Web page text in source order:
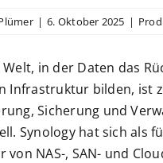
| 6. Oktober 2025 |
in der Daten das
Infrastruktur bilden, ist
Sicherung und
Synology hat sich als
von NAS-, SAN- und